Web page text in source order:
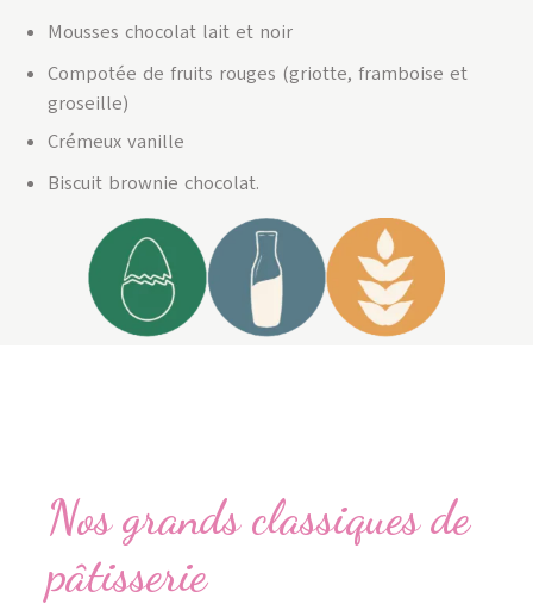
Mousses chocolat lait et noir
Compotée de fruits rouges (griotte, framboise et
groseille)
Crémeux vanille
Biscuit brownie chocolat.
Nos grands classiques de
pâtisserie